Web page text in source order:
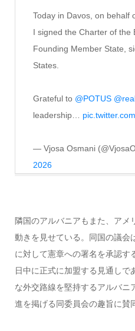
Today in Davos, on behalf
I signed the Charter of the
Founding Member State,
States.
Grateful to @POTUS
leadership…
— Vjosa Osmani
2026
隣国のアルバニアもまた、アメ
動きを見せている。同国の議会
に対して憲章への署名を承認す
日中に正式に加盟する見通しで
な外交路線を堅持するアルバニ
進を掲げる同委員会の趣旨に賛